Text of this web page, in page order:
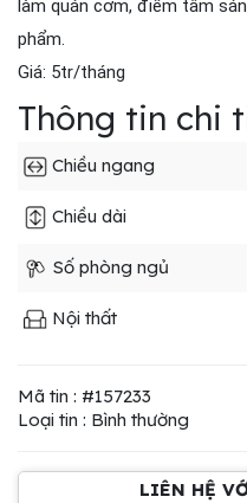
làm quán cơm, điểm tâm
phẩm.
Giá: 5tr/tháng
Thông tin chi
Chiều ngang
Chiều dài
Số phòng ngủ
Nội thất
Mã tin : #157233
Loại tin : Bình thường
LIÊN HỆ